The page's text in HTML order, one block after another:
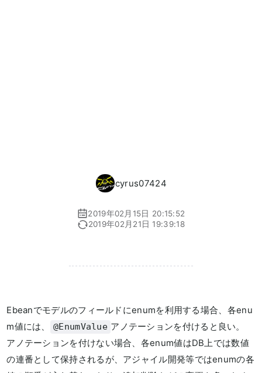
cyrus07424
2019年02月15日 20:15:52
2019年02月21日 19:39:18
Ebeanでモデルのフィールドにenumを利用する場合、各enu
m値には、
@EnumValue アノテーションを付けると良い。
アノテーションを付けない場合、各enum値はDB上では数値
の連番として保持されるが、アジャイル開発等ではenumの各